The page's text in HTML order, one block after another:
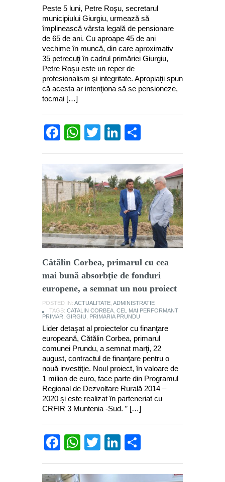
Peste 5 luni, Petre Roşu, secretarul
municipiului Giurgiu, urmează să
împlinească vârsta legală de pensionare
de 65 de ani. Cu aproape 45 de ani
vechime în muncă, din care aproximativ
35 petrecuţi în cadrul primăriei Giurgiu,
Petre Roşu este un reper de
profesionalism şi integritate. Apropiaţii spun
că acesta ar intenţiona să se pensioneze,
tocmai […]
Facebook
WhatsApp
TwitterLinkedIn
Cătălin Corbea, primarul cu cea
mai bună absorbţie de fonduri
europene, a semnat un nou proiect
POSTED IN: ACTUALITATE ADMINISTRATIE
TAGS: CATALIN CORBEA CEL MAI PERFORMANT
PRIMAR GIRGIU PRIMARIA PRUNDU
Lider detaşat al proiectelor cu finanţare
europeană, Cătălin Corbea, primarul
comunei Prundu, a semnat marţi, 22
august, contractul de finanţare pentru o
nouă investiţie. Noul proiect, în valoare de
1 milion de euro, face parte din Programul
Regional de Dezvoltare Rurală 2014 –
2020 şi este realizat în parteneriat cu
CRFIR 3 Muntenia -Sud. ” […]
Facebook
WhatsApp
TwitterLinkedIn